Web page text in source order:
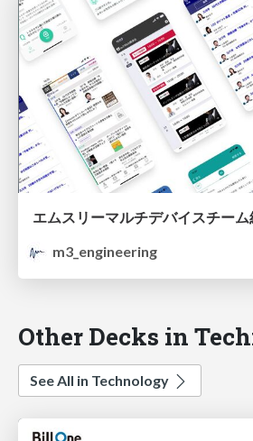
m3_engineering
Other Decks in
See All in Technology